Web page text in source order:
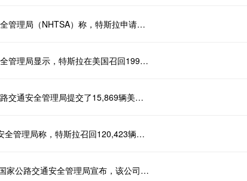
财联社2月17日电，美国国家公路交通安全管理局（NHTSA）称，特斯拉申请召回362758辆美国车辆。
财联社1月26日电，美国国家公路交通安全管理局显示，特斯拉在美国召回199,575辆汽车。
财联社7月20日电，特斯拉向美国国家公路交通安全管理局提交了15,869辆美国车辆的召回申请。
财联社12月22日电，美国国家公路交通安全管理局称，特斯拉召回120,423辆美国车辆。
特斯拉（TSLA）一度下跌2.77％，美国国家公路交通安全管理局宣布，该公司申请召回817143辆美国汽车。